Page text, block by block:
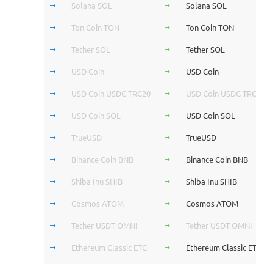
Solana SOL Solana SOL
Ton Coin TON Ton Coin TON
Tether SOL Tether SOL
USD Coin USD Coin
USD Coin USDC TRC20 USD Coin USDC
USD Coin SOL USD Coin SOL
TrueUSD TrueUSD
Binance Coin BNB Binance Coin BNB
Shiba Inu SHIB Shiba Inu SHIB
Cosmos ATOM Cosmos ATOM
Tether USDT OMNI Tether USDT OMNI
Ethereum Classic ETC Ethereum Classic